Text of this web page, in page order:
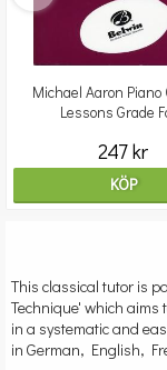
Michael Aaron Piano
Lessons Grade
247 kr
KÖP
This classical tutor is
Technique' which
in a systematic and
in German, English,